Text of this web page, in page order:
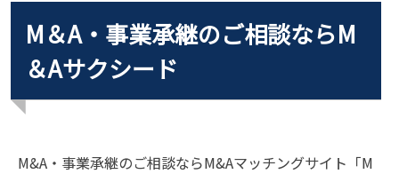
M＆A・事業承継のご相談ならM
＆Aサクシード
M&A・事業承継のご相談ならM&Aマッチングサイト「M